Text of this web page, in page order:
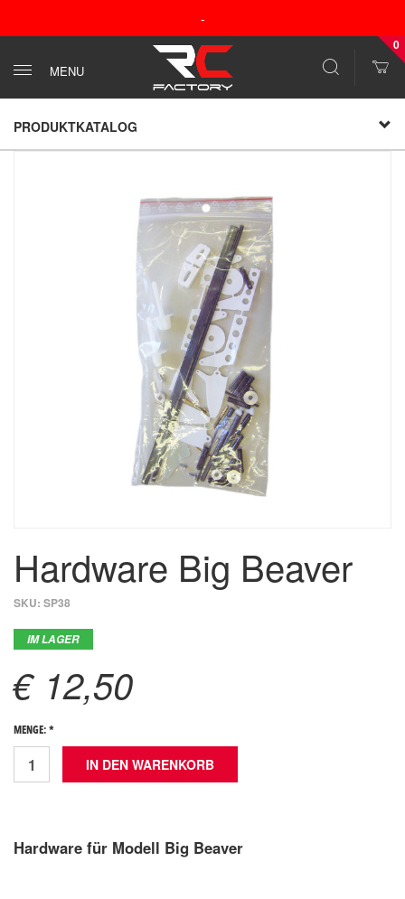
-
MENU
0
PRODUKTKATALOG
Hardware Big Beaver
SKU: SP38
IM LAGER
€ 12,50
MENGE: *
Hardware für Modell Big Beaver